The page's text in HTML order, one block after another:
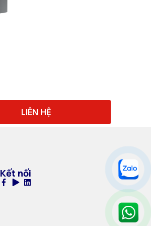
LIÊN HỆ
Kết nối